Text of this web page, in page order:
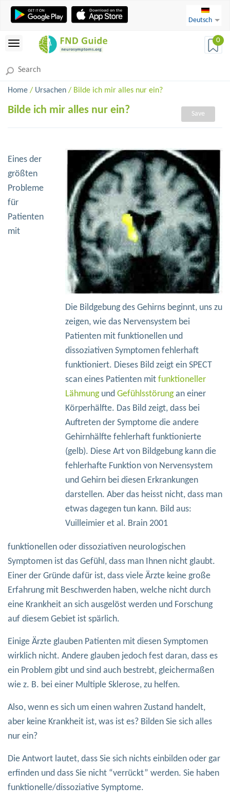
Deutsch
0
Home / Ursachen / Bilde ich mir alles nur ein?
Bilde ich mir alles nur ein? Save
Die Bildgebung des Gehirns beginnt, uns zu
zeigen, wie das Nervensystem bei
Patienten mit funktionellen und
dissoziativen Symptomen fehlerhaft
funktioniert. Dieses Bild zeigt ein SPECT
scan eines Patienten mit funktioneller
Lähmungund Gefühlsstörungan einer
Körperhälfte. Das Bild zeigt, dass bei
Auftreten der Symptome die andere
Gehirnhälfte fehlerhaft funktionierte
(gelb). Diese Art von Bildgebung kann die
fehlerhafte Funktion von Nervensystem
und Gehirn bei diesen Erkrankungen
darstellen. Aber das heisst nicht, dass man
etwas dagegen tun kann. Bild aus:
Vuilleimier et al. Brain 2001
Eines der
größten
Probleme
für
Patienten
mit
funktionellen oder dissoziativen neurologischen
Symptomen ist das Gefühl, dass man Ihnen nicht glaubt.
Einer der Gründe dafür ist, dass viele Ärzte keine große
Erfahrung mit Beschwerden haben, welche nicht durch
eine Krankheit an sich ausgelöst werden und Forschung
auf diesem Gebiet ist spärlich.
Einige Ärzte glauben Patienten mit diesen Symptomen
wirklich nicht. Andere glauben jedoch fest daran, dass es
ein Problem gibt und sind auch bestrebt, gleichermaßen
wie z. B. bei einer Multiple Sklerose, zu helfen.
Also, wenn es sich um einen wahren Zustand handelt,
aber keine Krankheit ist, was ist es? Bilden Sie sich alles
nur ein?
Die Antwort lautet, dass Sie sich nichts einbilden oder gar
erfinden und dass Sie nicht “verrückt” werden. Sie haben
funktionelle/dissoziative Symptome.